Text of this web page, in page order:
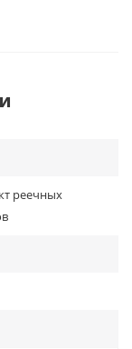
реечных